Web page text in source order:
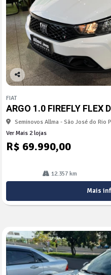
Co
arti
lhe
FIAT
ARGO 1.0 FIREFLY FLEX
Seminovos Allma - São José do Rio
Ver Mais 2 lojas
R$ 69.990,00
12.357 km
Mais